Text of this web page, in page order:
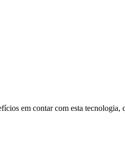
em contar com esta tecnologia,